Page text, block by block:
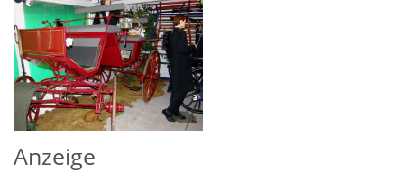
Anzeige